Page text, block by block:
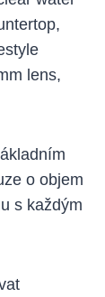
o objem
s každým